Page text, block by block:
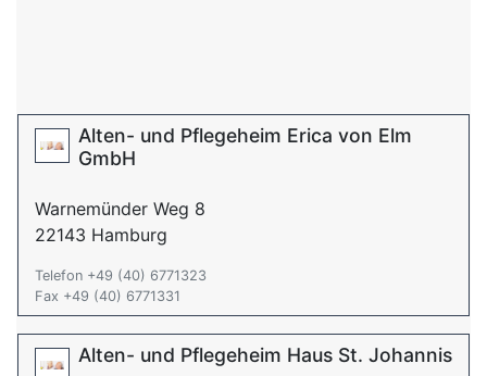
Alten- und Pflegeheim Erica von Elm
GmbH
Warnemünder Weg 8
22143 Hamburg
Telefon +49 (40) 6771323
Fax +49 (40) 6771331
Alten- und Pflegeheim Haus St. Johannis